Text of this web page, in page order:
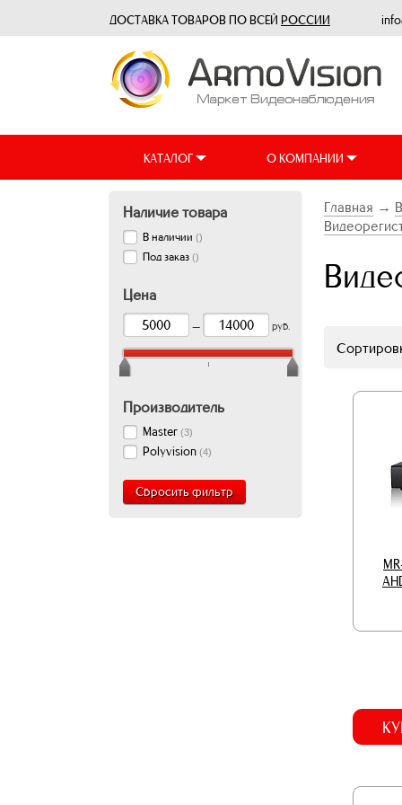
ДОСТАВКА ТОВАРОВ ПО ВСЕЙ РОССИИ
КАТАЛОГ О КОМПАНИИ
Наличие товара
В наличии ()
Под заказ ()
Цена
— руб.
Производитель
Master (3)
Polyvision (4)
Сбросить фильтр
Главная →